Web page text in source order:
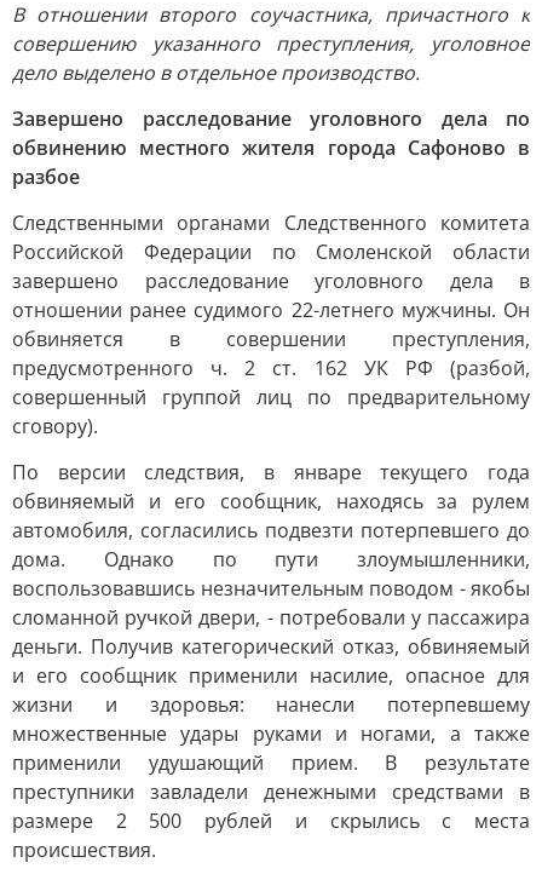
В отношении второго соучастника, причастного к
совершению указанного преступления, уголовное
дело выделено в отдельное производство.
Завершено расследование уголовного дела по
обвинению местного жителя города Сафоново в
разбое
Следственными органами Следственного комитета
Российской Федерации по Смоленской области
завершено расследование уголовного дела в
отношении ранее судимого 22-летнего мужчины. Он
обвиняется в совершении преступления,
предусмотренного ч. 2 ст. 162 УК РФ (разбой,
совершенный группой лиц по предварительному
сговору).
По версии следствия, в январе текущего года
обвиняемый и его сообщник, находясь за рулем
автомобиля, согласились подвезти потерпевшего до
дома. Однако по пути злоумышленники,
воспользовавшись незначительным поводом - якобы
сломанной ручкой двери, - потребовали у пассажира
деньги. Получив категорический отказ, обвиняемый
и его сообщник применили насилие, опасное для
жизни и здоровья: нанесли потерпевшему
множественные удары руками и ногами, а также
применили удушающий прием. В результате
преступники завладели денежными средствами в
размере 2 500 рублей и скрылись с места
происшествия.